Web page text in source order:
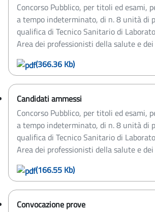
Concorso Pubblico, per titoli ed esami,
a tempo indeterminato, di n. 8 unità di
qualifica di Tecnico Sanitario di
Area dei professionisti della salute e
(366.36 Kb)
Candidati ammessi
Concorso Pubblico, per titoli ed esami,
a tempo indeterminato, di n. 8 unità di
qualifica di Tecnico Sanitario di
Area dei professionisti della salute e
(166.55 Kb)
Convocazione prove